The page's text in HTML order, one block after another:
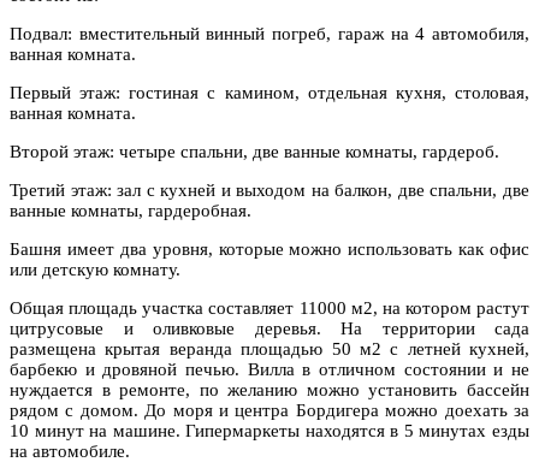
Подвал: вместительный винный погреб, гараж на 4 автомобиля,
ванная комната.
Первый этаж: гостиная с камином, отдельная кухня, столовая,
ванная комната.
Второй этаж: четыре спальни, две ванные комнаты, гардероб.
Третий этаж: зал с кухней и выходом на балкон, две спальни, две
ванные комнаты, гардеробная.
Башня имеет два уровня, которые можно использовать как офис
или детскую комнату.
Общая площадь участка составляет 11000 м2, на котором растут
цитрусовые и оливковые деревья. На территории сада
размещена крытая веранда площадью 50 м2 с летней кухней,
барбекю и дровяной печью. Вилла в отличном состоянии и не
нуждается в ремонте, по желанию можно установить бассейн
рядом с домом. До моря и центра Бордигера можно доехать за
10 минут на машине. Гипермаркеты находятся в 5 минутах езды
на автомобиле.